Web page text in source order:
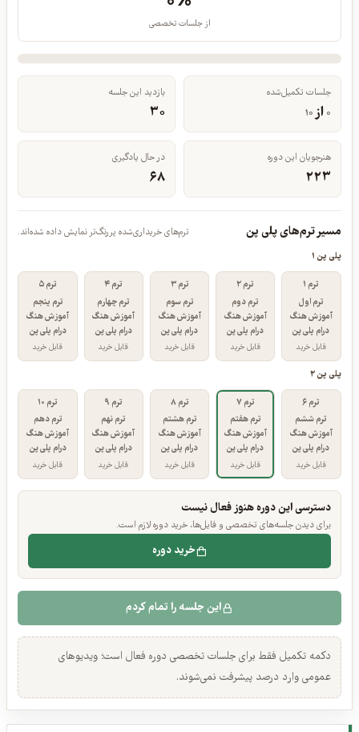
۰%
جلسات تکمیل‌شده
۰از۱۰
بازدید این جلسه
۳۰
هنرجویان این دوره
۲۲۳
در حال یادگیری
۶۸
مسیر ترم‌های پلی پن
ترم ۱
ترم اول
آموزش هنگ
درام پلی پن
قابل خرید
ترم ۲
ترم دوم
آموزش هنگ
درام پلی پن
ترم ۳
ترم سوم
آموزش هنگ
درام پلی پن
ترم ۴
ترم چهارم
آموزش هنگ
درام پلی پن
ترم ۵
ترم پنجم
آموزش هنگ
درام پلی پن
ترم ۶
ترم ششم
آموزش هنگ
قابل خرید
ترم ۷
ترم هفتم
آموزش هنگ
قابل خرید
ترم ۸
ترم هشتم
آموزش هنگ
ترم ۹
ترم نهم
آموزش هنگ
ترم ۱۰
ترم دهم
آموزش هنگ
دسترسی این دوره هنوز فعال نیست
برای دیدن جلسه‌های تخصصی و فایل‌ها، خرید دوره لازم است.
خرید دوره
این جلسه را تمام کردم
دکمه تکمیل فقط برای جلسات تخصصی دوره فعال است؛ ویدیوهای
عمومی وارد درصد پیشرفت نمی‌شوند.